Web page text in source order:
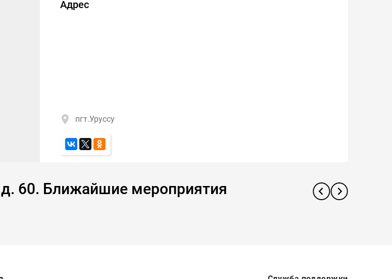
Адрес
пгт.Уруссу
д. 60. Ближайшие мероприятия